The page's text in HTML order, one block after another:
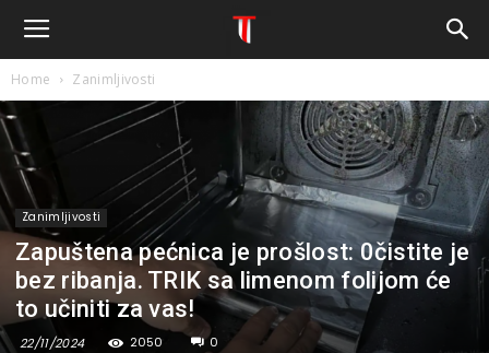
Home Zanimljivosti
Zanimljivosti
Zapuštena pećnica je prošlost: 0čistite je
bez ribanja. TRIK sa limenom folijom će
to učiniti za vas!
22/11/2024 2050 0